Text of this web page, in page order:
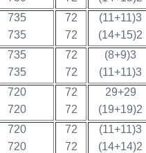
735
735
72
72
(11+11)3
(14+15)2
735
735
72
72
(8+9)3
(11+11)3
720
720
72
72
29+29
(19+19)2
720
720
72
72
(11+11)3
(14+14)2